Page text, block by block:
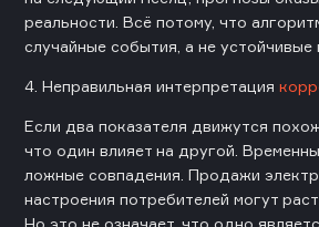
реальности. Всё потому, что
случайные события, а не устойчивые
4. Неправильная интерпретация
Если два показателя движутся
что один влияет на другой.
ложные совпадения. Продажи
настроения потребителей могут
Но это не означает, что одно